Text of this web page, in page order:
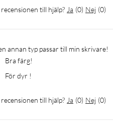
till hjälp? Ja (0) Nej (0)
annan typ passar till min skrivare!
Bra färg!
För dyr !
till hjälp? Ja (0) Nej (0)